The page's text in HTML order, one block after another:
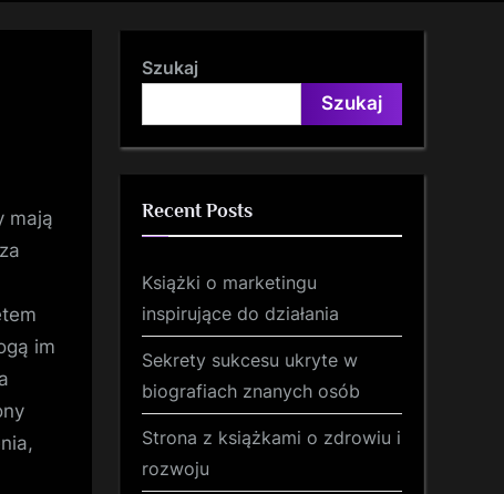
mają
im
Szukaj
Szukaj
Recent Posts
Książki o marketingu
inspirujące do działania
Sekrety sukcesu ukryte w
biografiach znanych osób
Strona z książkami o zdrowiu i
rozwoju